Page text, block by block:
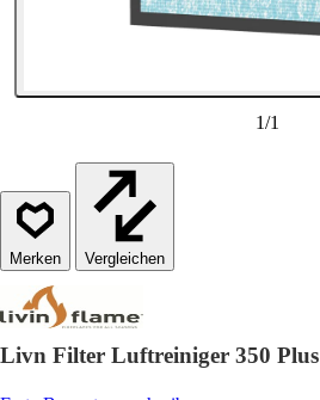
1/1
Vergleichen
Livn Filter Luftreiniger 350 Plus